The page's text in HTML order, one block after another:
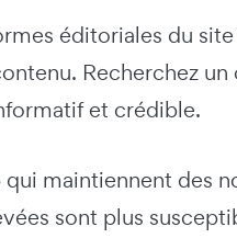
éditoriales du
Recherchez un
et crédible.
qui maintiennent des
sont plus